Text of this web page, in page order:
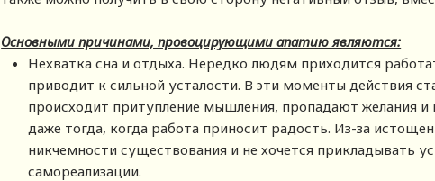
Основными причинами, провоцирующими апатию являются:
Нехватка сна и отдыха. Нередко людям приходится
приводит к сильной усталости. В эти моменты действия
происходит притупление мышления, пропадают желания и
даже тогда, когда работа приносит радость. Из-за
никчемности существования и не хочется прикладывать
самореализации.